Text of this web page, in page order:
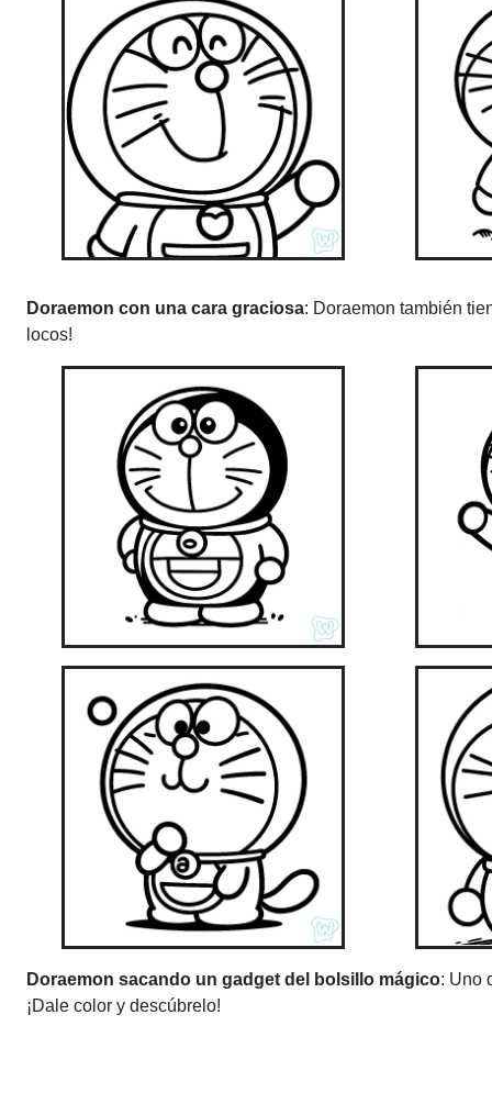
Doraemon con una cara graciosa: Doraemon también
locos!
Doraemon sacando un gadget del bolsillo mágico: Uno
¡Dale color y descúbrelo!